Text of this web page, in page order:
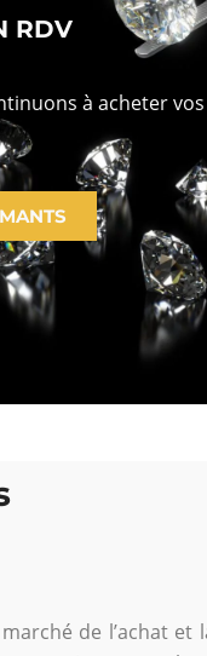
RDV
à acheter vos
de l’achat et